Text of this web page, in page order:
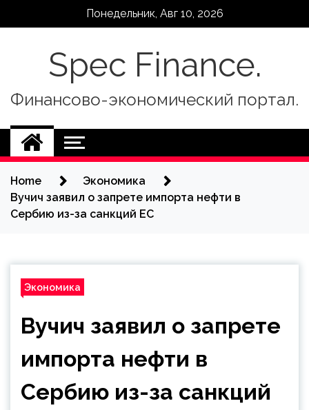
Понедельник, Авг 10, 2026
Spec Finance.
Финансово-экономический портал.
Home
Экономика
Вучич заявил о запрете импорта нефти в
Сербию из-за санкций ЕС
Экономика
Вучич заявил о запрете
импорта нефти в
Сербию из-за санкций